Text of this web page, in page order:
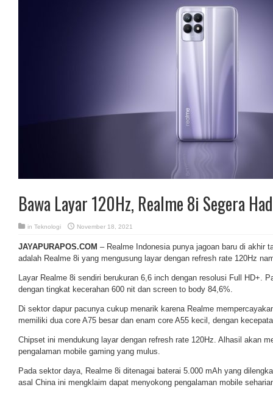
Bawa Layar 120Hz, Realme 8i Segera
in Teknologi November 18, 2021
JAYAPURAPOS.COM – Realme Indonesia punya jagoan baru di akhir
adalah Realme 8i yang mengusung layar dengan refresh rate 120Hz
Layar Realme 8i sendiri berukuran 6,6 inch dengan resolusi Full HD+.
dengan tingkat kecerahan 600 nit dan screen to body 84,6%.
Di sektor dapur pacunya cukup menarik karena Realme
memiliki dua core A75 besar dan enam core A55 kecil, dengan
Chipset ini mendukung layar dengan refresh rate 120Hz. Alhasil akan
pengalaman mobile gaming yang mulus.
Pada sektor daya, Realme 8i ditenagai baterai 5.000 mAh yang
asal China ini mengklaim dapat menyokong pengalaman mobile